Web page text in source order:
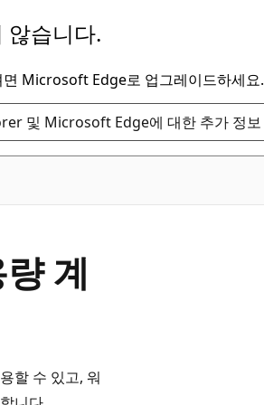
않습니다.
Microsoft Edge로 업그레이드하세요.
및 Microsoft Edge에 대한 추가 정보
계
할 수 있고, 워